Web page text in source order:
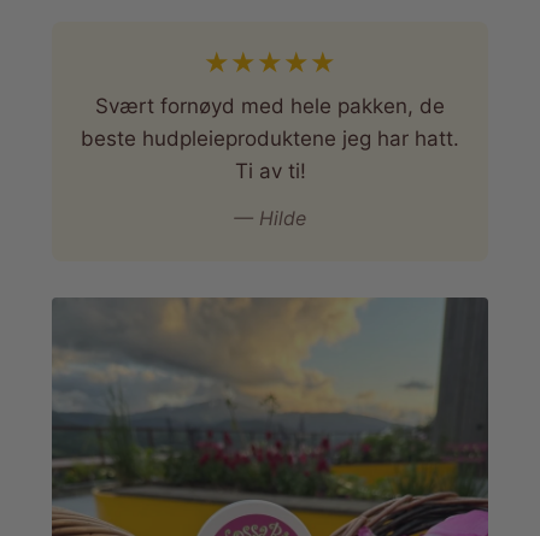
★★★★★
Svært fornøyd med hele pakken, de
beste hudpleieproduktene jeg har hatt.
Ti av ti!
— Hilde